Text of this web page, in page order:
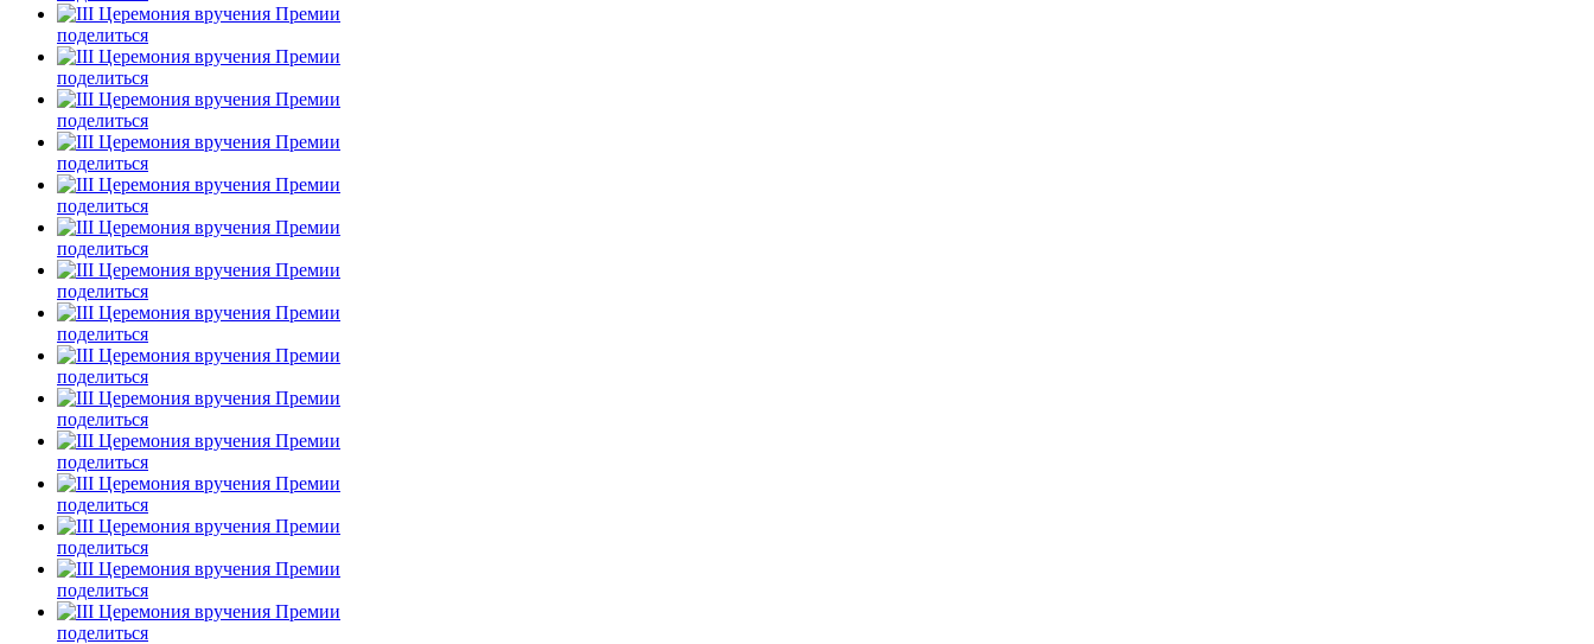
поделиться
поделиться
поделиться
поделиться
поделиться
поделиться
поделиться
поделиться
поделиться
поделиться
поделиться
поделиться
поделиться
поделиться
поделиться